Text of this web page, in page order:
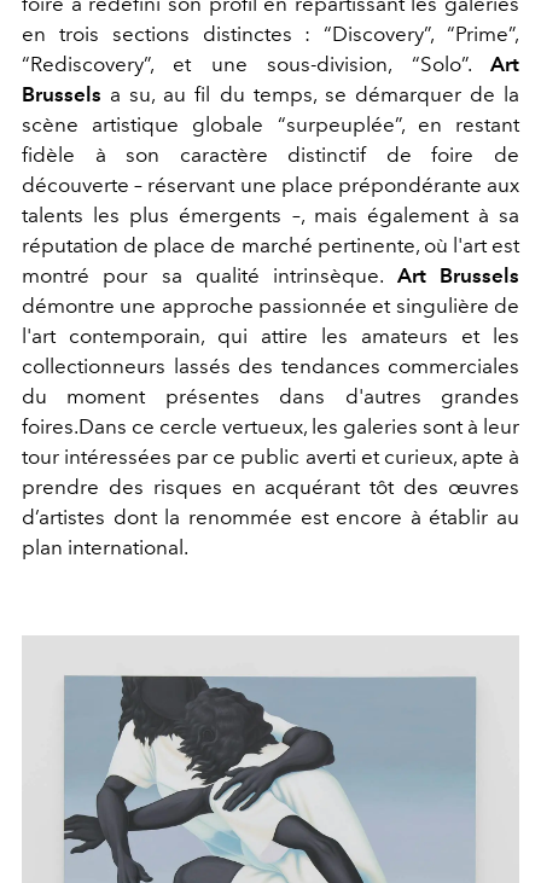
en trois sections distinctes : “Discovery”, “Prime”,
“Rediscovery”, et une sous-division, “Solo”. Art
Brussels a su, au fil du temps, se démarquer de la
scène artistique globale “surpeuplée”, en restant
fidèle à son caractère distinctif de foire de
découverte – réservant une place prépondérante aux
talents les plus émergents –, mais également à sa
réputation de place de marché pertinente, où l'art est
montré pour sa qualité intrinsèque. Art Brussels
démontre une approche passionnée et singulière de
l'art contemporain, qui attire les amateurs et les
collectionneurs lassés des tendances commerciales
du moment présentes dans d'autres grandes
foires.Dans ce cercle vertueux, les galeries sont à leur
tour intéressées par ce public averti et curieux, apte à
prendre des risques en acquérant tôt des œuvres
d’artistes dont la renommée est encore à établir au
plan international.